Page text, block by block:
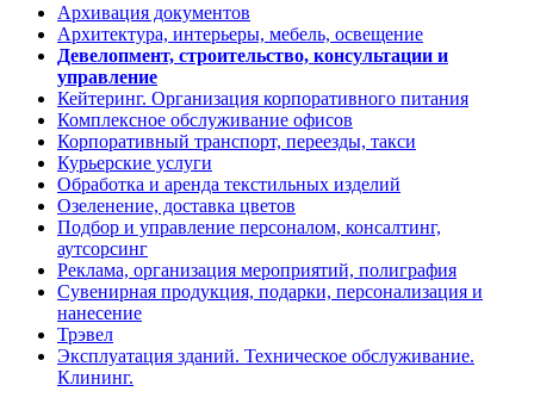
Архивация документов
Архитектура, интерьеры, мебель, освещение
Девелопмент, строительство, консультации и
управление
Кейтеринг. Организация корпоративного питания
Комплексное обслуживание офисов
Корпоративный транспорт, переезды, такси
Курьерские услуги
Обработка и аренда текстильных изделий
Озеленение, доставка цветов
Подбор и управление персоналом, консалтинг,
аутсорсинг
Реклама, организация мероприятий, полиграфия
Сувенирная продукция, подарки, персонализация и
нанесение
Трэвел
Эксплуатация зданий. Техническое обслуживание.
Клининг.